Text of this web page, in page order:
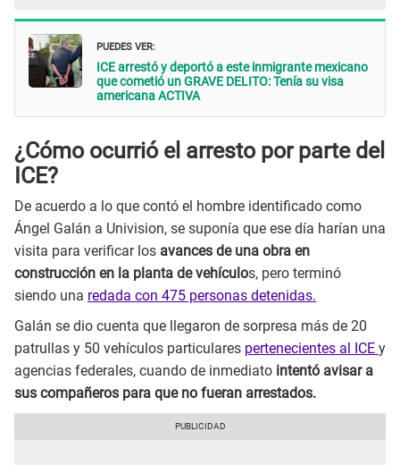
PUEDES VER:
ICE arrestó y deportó a este inmigrante mexicano
que cometió un GRAVE DELITO: Tenía su visa
americana ACTIVA
¿Cómo ocurrió el arresto por parte del
ICE?
De acuerdo a lo que contó el hombre identificado como
Ángel Galán a Univision, se suponía que ese día harían una
visita para verificar los avances de una obra en
construcción en la planta de vehículos, pero terminó
siendo una redada con 475 personas detenidas.
Galán se dio cuenta que llegaron de sorpresa más de 20
patrullas y 50 vehículos particulares pertenecientes al ICE y
agencias federales, cuando de inmediato intentó avisar a
sus compañeros para que no fueran arrestados.